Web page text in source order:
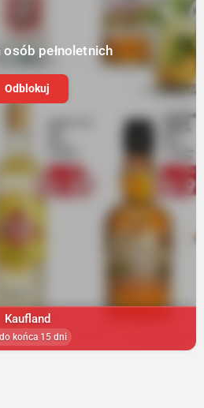
osób pełnoletnich
Odblokuj
Kaufland
do końca 15 dni